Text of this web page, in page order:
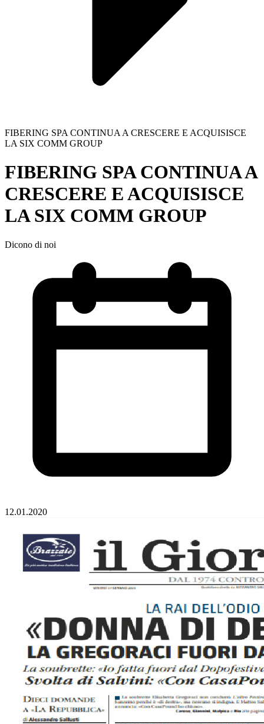
FIBERING SPA CONTINUA A CRESCERE E ACQUISISCE
LA SIX COMM GROUP
FIBERING SPA CONTINUA A
CRESCERE E ACQUISISCE
LA SIX COMM GROUP
Dicono di noi
12.01.2020